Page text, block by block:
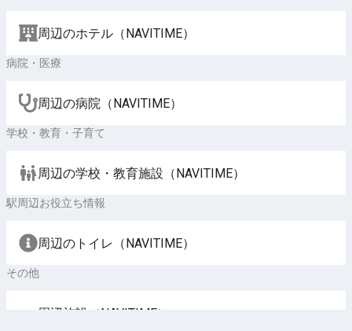
周辺のホテル（NAVITIME）
病院・医療
周辺の病院（NAVITIME）
学校・教育・子育て
周辺の学校・教育施設（NAVITIME）
駅周辺お役立ち情報
周辺のトイレ（NAVITIME）
その他
周辺施設（NAVITIME）